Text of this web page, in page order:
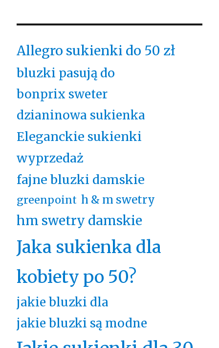
Allegro sukienki do 50 zł
bluzki pasują do
bonprix sweter
dzianinowa sukienka
Eleganckie sukienki
wyprzedaż
fajne bluzki damskie
greenpoint h & m swetry
hm swetry damskie
Jaka sukienka dla
kobiety po 50?
jakie bluzki dla
jakie bluzki są modne